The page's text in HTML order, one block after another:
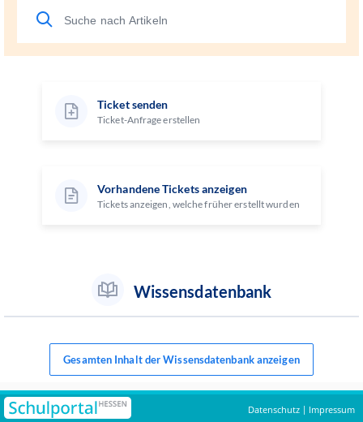
Ticket senden
Ticket-Anfrage erstellen
Vorhandene Tickets anzeigen
Tickets anzeigen, welche früher erstellt wurden
Wissensdatenbank
Gesamten Inhalt der Wissensdatenbank anzeigen
Datenschutz | Impressum